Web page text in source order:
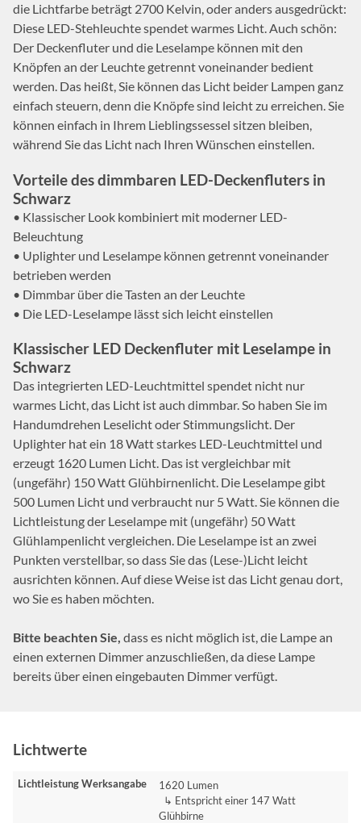
die Lichtfarbe beträgt 2700 Kelvin, oder anders ausgedrückt:
Diese LED-Stehleuchte spendet warmes Licht. Auch schön:
Der Deckenfluter und die Leselampe können mit den
Knöpfen an der Leuchte getrennt voneinander bedient
werden. Das heißt, Sie können das Licht beider Lampen ganz
einfach steuern, denn die Knöpfe sind leicht zu erreichen. Sie
können einfach in Ihrem Lieblingssessel sitzen bleiben,
während Sie das Licht nach Ihren Wünschen einstellen.
Vorteile des dimmbaren LED-Deckenfluters in
Schwarz
• Klassischer Look kombiniert mit moderner LED-
Beleuchtung
• Uplighter und Leselampe können getrennt voneinander
betrieben werden
• Dimmbar über die Tasten an der Leuchte
• Die LED-Leselampe lässt sich leicht einstellen
Klassischer LED Deckenfluter mit Leselampe in
Schwarz
Das integrierten LED-Leuchtmittel spendet nicht nur
warmes Licht, das Licht ist auch dimmbar. So haben Sie im
Handumdrehen Leselicht oder Stimmungslicht. Der
Uplighter hat ein 18 Watt starkes LED-Leuchtmittel und
erzeugt 1620 Lumen Licht. Das ist vergleichbar mit
(ungefähr) 150 Watt Glühbirnenlicht. Die Leselampe gibt
500 Lumen Licht und verbraucht nur 5 Watt. Sie können die
Lichtleistung der Leselampe mit (ungefähr) 50 Watt
Glühlampenlicht vergleichen. Die Leselampe ist an zwei
Punkten verstellbar, so dass Sie das (Lese-)Licht leicht
ausrichten können. Auf diese Weise ist das Licht genau dort,
wo Sie es haben möchten.
Bitte beachten Sie, dass es nicht möglich ist, die Lampe an
einen externen Dimmer anzuschließen, da diese Lampe
bereits über einen eingebauten Dimmer verfügt.
Lichtwerte
Lichtleistung Werksangabe
1620 Lumen
↳ Entspricht einer 147 Watt
Glühbirne